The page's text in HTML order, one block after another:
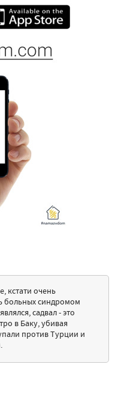
кстати очень
больных синдромом
садвал - это
в Баку, убивая
против Турции и